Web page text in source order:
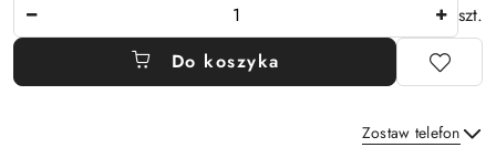
szt.
Do koszyka
Zostaw telefon